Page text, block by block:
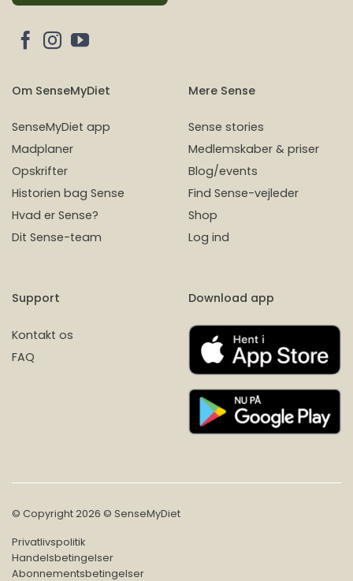
Om SenseMyDiet
SenseMyDiet app
Madplaner
Opskrifter
Historien bag Sense
Hvad er Sense?
Dit Sense-team
Mere Sense
Sense stories
Medlemskaber & priser
Blog/events
Find Sense-vejleder
Shop
Log ind
Support
Kontakt os
FAQ
Download app
© Copyright 2026 © SenseMyDiet
Privatlivspolitik
Handelsbetingelser
Abonnementsbetingelser